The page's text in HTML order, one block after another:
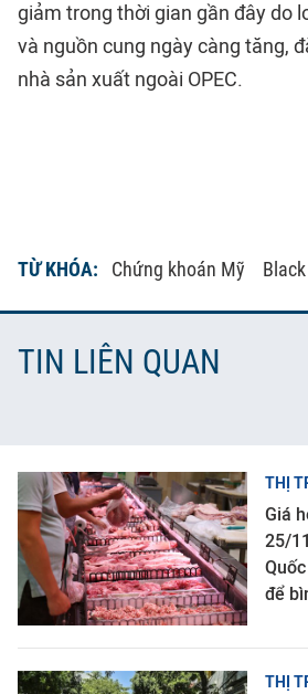
giảm trong thời gian gần đây do
và nguồn cung ngày càng tăng,
nhà sản xuất ngoài OPEC.
TỪ KHÓA: Chứng khoán Mỹ
TIN LIÊN QUAN
THỊ
Giá
25/
để
THỊ